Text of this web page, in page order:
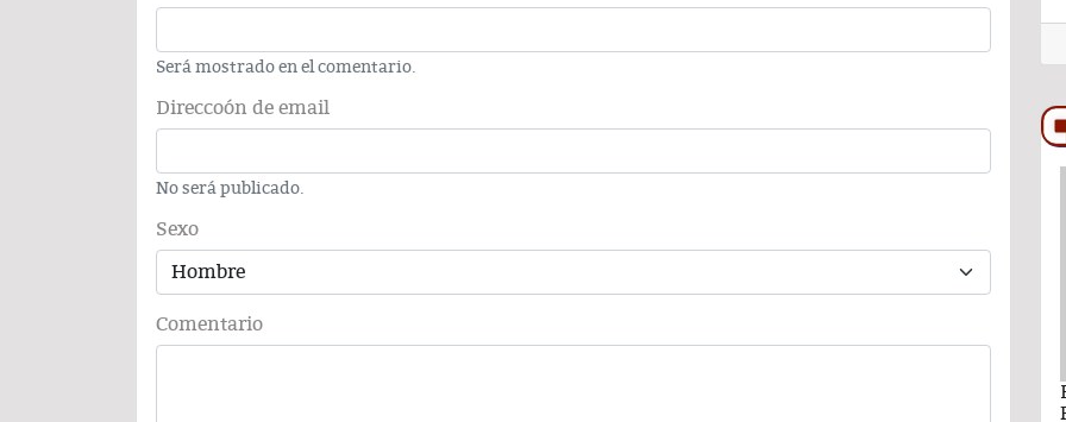
Será mostrado en el comentario.
Direccoón de email
No será publicado.
Sexo
Comentario